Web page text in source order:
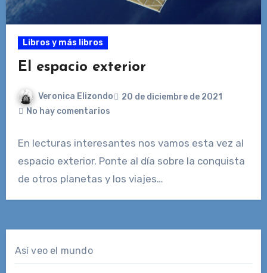
Libros y más libros
El espacio exterior
Veronica Elizondo
20 de diciembre de 2021
No hay comentarios
En lecturas interesantes nos vamos esta vez al
espacio exterior. Ponte al día sobre la conquista
de otros planetas y los viajes…
Así veo el mundo